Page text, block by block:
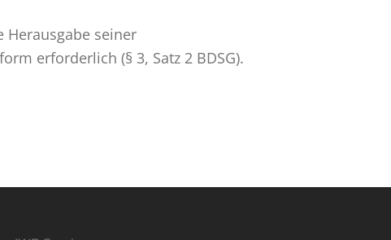
seiner
erforderlich (§ 3, Satz 2 BDSG).